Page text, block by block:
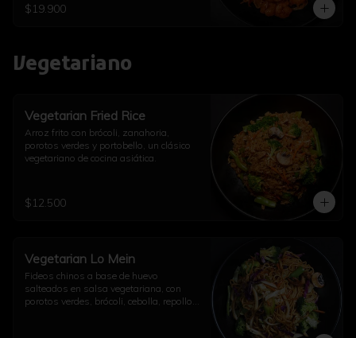
$19.900
Vegetariano
Vegetarian Fried Rice
Arroz frito con brócoli, zanahoria,
porotos verdes y portobello, un clásico
vegetariano de cocina asiática.
$12.500
Vegetarian Lo Mein
Fideos chinos a base de huevo
salteados en salsa vegetariana, con
porotos verdes, brócoli, cebolla, repollo,